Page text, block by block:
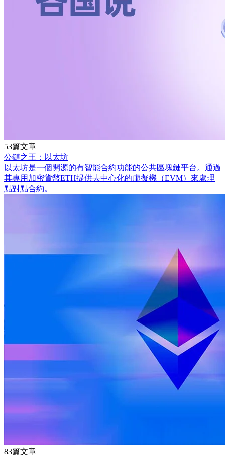
53篇文章
公鏈之王：以太坊
以太坊是一個開源的有智能合約功能的公共區塊鏈平台。通過
其專用加密貨幣ETH提供去中心化的虛擬機（EVM）來處理
點對點合約。
83篇文章